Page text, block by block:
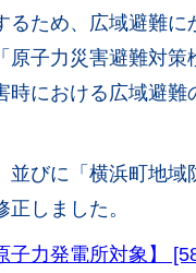
ため、広域避難に
子力災害避難対策
における広域避難
びに「横浜町地域
しました。
力発電所対象】